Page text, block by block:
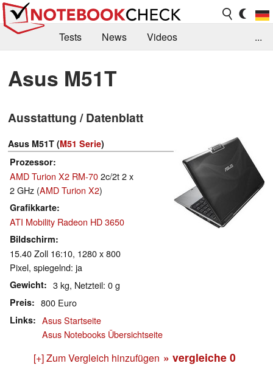
Tests News
Videos
Kaufberatung
Deals
Forum
...
Asus M51T
Ausstattung / Datenblatt
Asus M51T (M51 Serie)
Prozessor
AMD Turion X2 RM-702c/2t 2 x
2 GHz (AMD Turion X2)
Grafikkarte
ATI Mobility Radeon HD 3650
Bildschirm
15.40 Zoll 16:10, 1280 x 800
Pixel, spiegelnd: ja
Gewicht 3 kg, Netzteil: 0 g
Preis 800 Euro
Links
Asus Startseite
Asus Notebooks Übersichtseite
[+] Zum Vergleich hinzufügen » vergleiche 0